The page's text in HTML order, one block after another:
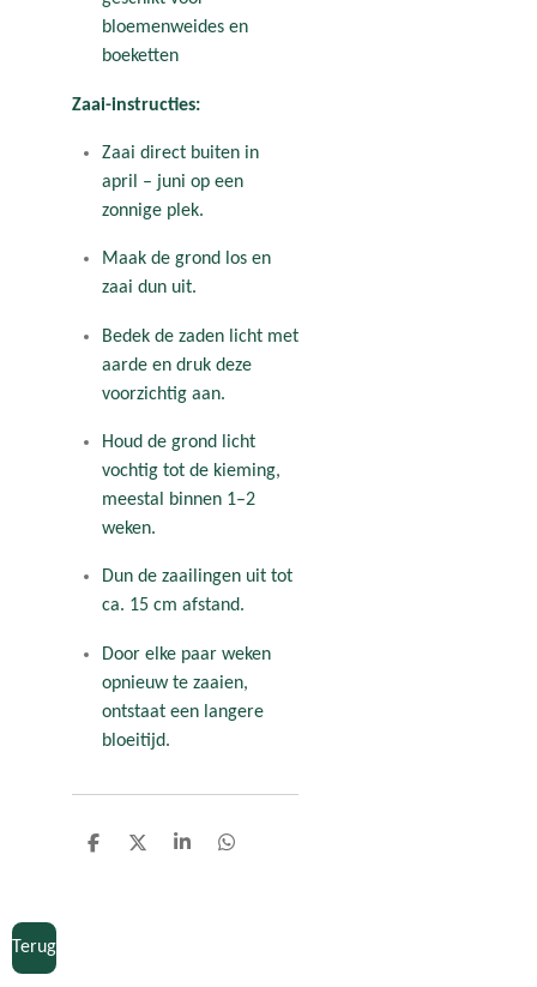
bloemenweides en
boeketten
Zaai-instructies:
Zaai direct buiten in
april – juni op een
zonnige plek.
Maak de grond los en
zaai dun uit.
Bedek de zaden licht met
aarde en druk deze
voorzichtig aan.
Houd de grond licht
vochtig tot de kieming,
meestal binnen 1–2
weken.
Dun de zaailingen uit tot
ca. 15 cm afstand.
Door elke paar weken
opnieuw te zaaien,
ontstaat een langere
bloeitijd.
D
D
S
D
Terug